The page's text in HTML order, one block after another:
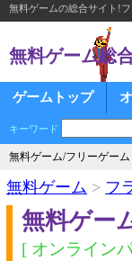
無料ゲームの総合サイト!
無料ゲーム総
ゲームトップ
キーワード
無料ゲーム/フリーゲーム
無料ゲーム > フ
無料ゲー
[ オンライン